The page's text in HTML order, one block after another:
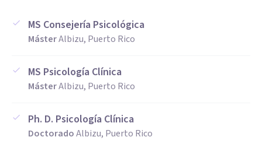
MS Consejería Psicológica
MásterAlbizu, Puerto Rico
MS Psicología Clínica
MásterAlbizu, Puerto Rico
Ph. D. Psicología Clínica
DoctoradoAlbizu, Puerto Rico